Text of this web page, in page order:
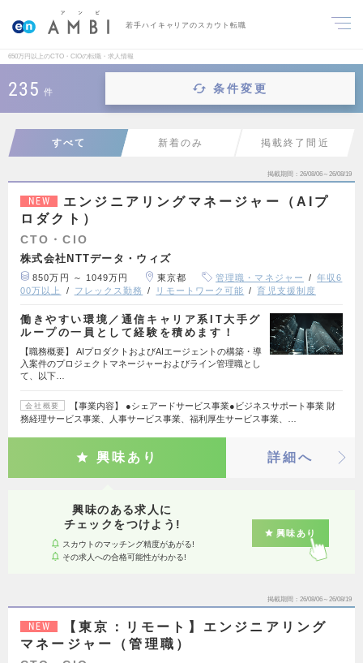
若手ハイキャリアのスカウト転職
650万円以上のCTO・CIOの転職・求人情報
235 件 条件変更
すべて 新着のみ 掲載終了間近
掲載期間 26/08/06～26/08/19
NEW
エンジニアリングマネージャー（AIプ
ロダクト）
CTO・CIO
株式会社NTTデータ・ウィズ
850万円 ～ 1049万円 東京都 管理職・マネジャー
年収6
00万以上
フレックス勤務 リモートワーク可能 育児支援制度
働きやすい環境／通信キャリア系IT大手グ
ループの一員として経験を積めます！
【職務概要】 AIプロダクトおよびAIエージェントの構築・導
入案件のプロジェクトマネージャーおよびライン管理職とし
て、以下…
会社概要
【事業内容】 ●シェアードサービス事業●ビジネスサポート事業 財
務経理サービス事業、人事サービス事業、福利厚生サービス事業、…
興味あり 詳細へ
興味のある求人に
チェックをつけよう!
スカウトのマッチング精度があがる!
その求人への合格可能性がわかる!
興味あり
掲載期間 26/08/06～26/08/19
NEW
【東京：リモート】エンジニアリング
マネージャー（管理職）